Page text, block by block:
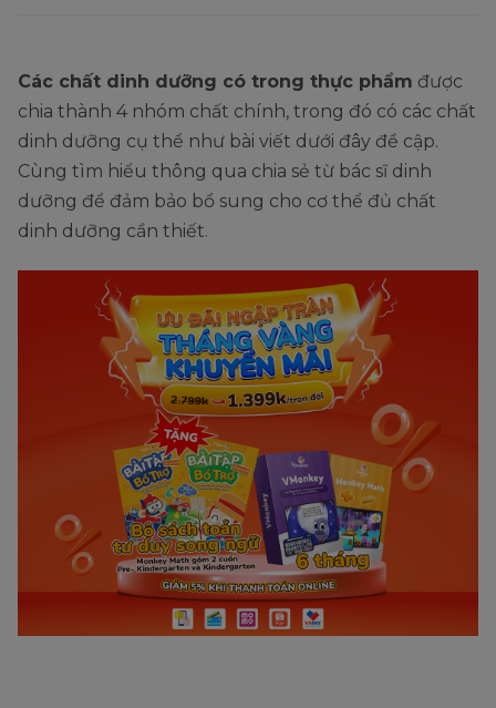
Các chất dinh dưỡng có trong thực phẩm được
chia thành 4 nhóm chất chính, trong đó có các chất
dinh dưỡng cụ thể như bài viết dưới đây đề cập.
Cùng tìm hiểu thông qua chia sẻ từ bác sĩ dinh
dưỡng để đảm bảo bổ sung cho cơ thể đủ chất
dinh dưỡng cần thiết.